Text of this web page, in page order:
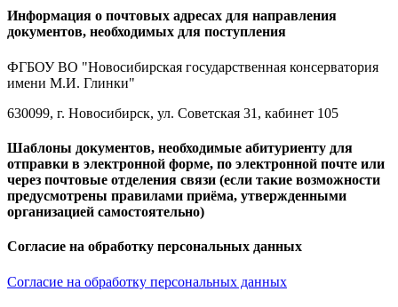
Информация о почтовых адресах для направления
документов, необходимых для поступления
ФГБОУ ВО "Новосибирская государственная консерватория
имени М.И. Глинки"
630099, г. Новосибирск, ул. Советская 31, кабинет 105
Шаблоны документов, необходимые абитуриенту для
отправки в электронной форме, по электронной почте или
через почтовые отделения связи (если такие возможности
предусмотрены правилами приёма, утвержденными
организацией самостоятельно)
Согласие на обработку персональных данных
Согласие на обработку персональных данных